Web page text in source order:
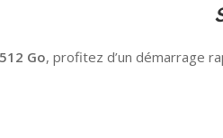
Go, profitez d’un démarrage